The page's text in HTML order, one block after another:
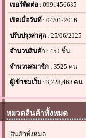
เบอร์ติดต่อ : 0991456635
เปิดเมื่อวันที่ : 04/01/2016
ปรับปรุงล่าสุด : 25/06/2025
จำนวนสินค้า : 450 ชิ้น
จำนวนสมาชิก : 3525 คน
ผู้เข้าชมเว็บ : 3,728,463 คน
หมวดสินค้าทั้งหมด
สินค้าทั้งหมด